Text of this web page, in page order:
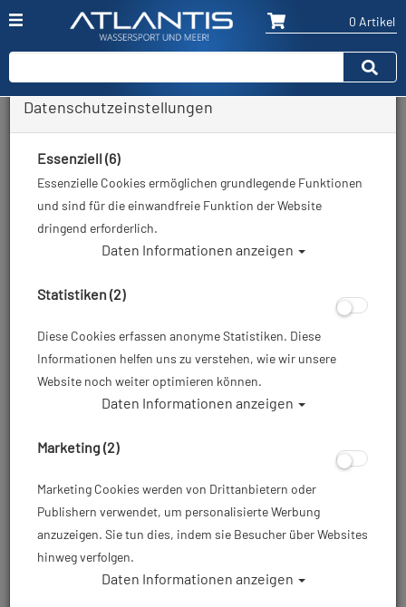
0 Artikel
Zurück
Datenschutzeinstellungen
Essenziell (6)
Essenzielle Cookies ermöglichen grundlegende Funktionen
und sind für die einwandfreie Funktion der Website
dringend erforderlich.
Daten Informationen anzeigen
Statistiken (2)
Diese Cookies erfassen anonyme Statistiken. Diese
Informationen helfen uns zu verstehen, wie wir unsere
Website noch weiter optimieren können.
Daten Informationen anzeigen
Marketing (2)
Marketing Cookies werden von Drittanbietern oder
Publishern verwendet, um personalisierte Werbung
anzuzeigen. Sie tun dies, indem sie Besucher über Websites
hinweg verfolgen.
Daten Informationen anzeigen